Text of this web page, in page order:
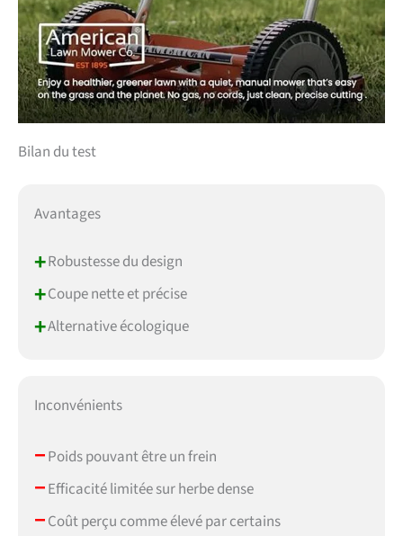
Bilan du test
Avantages
+Robustesse du design
+Coupe nette et précise
+Alternative écologique
Inconvénients
–Poids pouvant être un frein
–Efficacité limitée sur herbe dense
–Coût perçu comme élevé par certains